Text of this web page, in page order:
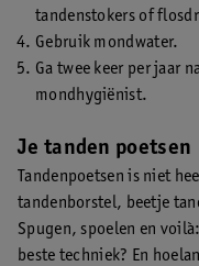
tandenstokers of
Gebruik mondwater.
Ga twee keer per jaar
mondhygiënist.
Je tanden poetsen
Tandenpoetsen is niet
tandenborstel, beetje
Spugen, spoelen en
beste techniek? En